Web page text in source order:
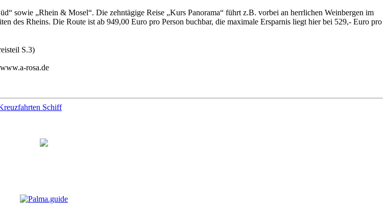
sowie „Rhein & Mosel“. Die zehntägige Reise „Kurs Panorama“ führt z.B. vorbei an herrlichen Weinbergen im
des Rheins. Die Route ist ab 949,00 Euro pro Person buchbar, die maximale Ersparnis liegt hier bei 529,- Euro pro
S.3)
rosa.de
Schiff